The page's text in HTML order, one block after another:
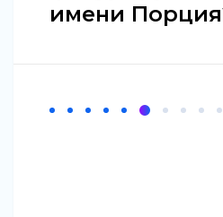
имени